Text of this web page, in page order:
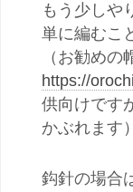
もう少しや
単に編むこ
（お勧めの
https://
供向けです
かぶれます）
鈎針の場合